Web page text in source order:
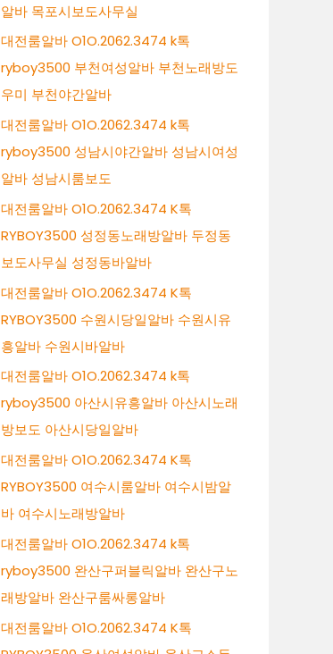
알바 목포시보도사무실
대전룸알바 O1O.2062.3474 k톡
ryboy3500 부천여성알바 부천노래방도
우미 부천야간알바
대전룸알바 O1O.2062.3474 k톡
ryboy3500 성남시야간알바 성남시여성
알바 성남시룸보도
대전룸알바 O1O.2062.3474 K톡
RYBOY3500 성정동노래방알바 두정동
보도사무실 성정동바알바
대전룸알바 O1O.2062.3474 K톡
RYBOY3500 수원시당일알바 수원시유
흥알바 수원시바알바
대전룸알바 O1O.2062.3474 k톡
ryboy3500 아산시유흥알바 아산시노래
방보도 아산시당일알바
대전룸알바 O1O.2062.3474 K톡
RYBOY3500 여수시룸알바 여수시밤알
바 여수시노래방알바
대전룸알바 O1O.2062.3474 k톡
ryboy3500 완산구퍼블릭알바 완산구노
래방알바 완산구룸싸롱알바
대전룸알바 O1O.2062.3474 K톡